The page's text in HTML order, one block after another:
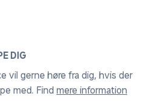
DIG
vil gerne høre fra dig, hvis der
med. Find mere information